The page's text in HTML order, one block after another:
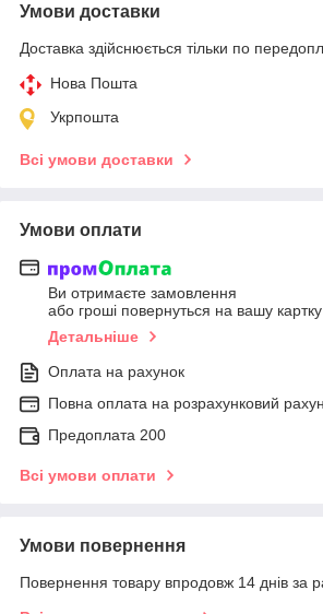
Умови доставки
Доставка здійснюється тільки по
Нова Пошта
Укрпошта
Всі умови доставки
Умови оплати
Ви отримаєте замовлення
або гроші повернуться на вашу картку
Детальніше
Оплата на рахунок
Повна оплата на розрахунковий
Предоплата 200
Всі умови оплати
Умови повернення
Повернення товару впродовж 14 днів за